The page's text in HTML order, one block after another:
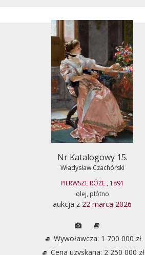
Nr Katalogowy 15.
Władysław Czachórski
PIERWSZE RÓŻE , 1891
olej, płótno
aukcja z 22 marca 2026
Wywoławcza: 1 700 000 zł
Cena uzyskana: 2 250 000 zł